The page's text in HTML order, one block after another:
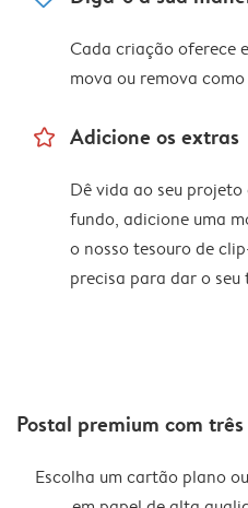
Cada criação oferece
mova ou remova
star_outline Adicione os extras
Dê vida ao seu
fundo, adicione uma
o nosso tesouro de
precisa para dar o seu
Postal premium com
Escolha um cartão plano